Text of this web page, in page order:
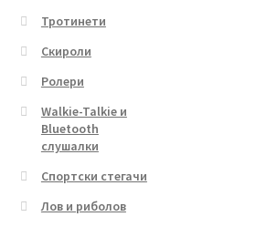
Тротинети
Скироли
Ролери
Walkie-Talkie и
Bluetooth
слушалки
Спортски стегачи
Лов и риболов